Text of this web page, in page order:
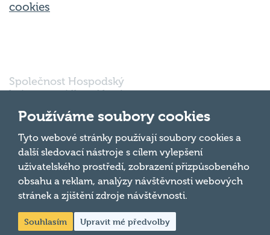
cookies
Společnost Hospodský
kvíz s.r.o., sídlem Nové
602 00 Brno, IČ:
03980138, DIČ:
CZ03980138 je vedena
pod spisovou značkou
a oddílem 90428 C u
Krajského soudu v
Brně.
Nahoru
Používáme soubory cookies
Tyto webové stránky používají soubory cookies a
další sledovací nástroje s cílem vylepšení
uživatelského prostředí, zobrazení přizpůsobeného
obsahu a reklam, analýzy návštěvnosti webových
stránek a zjištění zdroje návštěvnosti.
Souhlasím Upravit mé předvolby